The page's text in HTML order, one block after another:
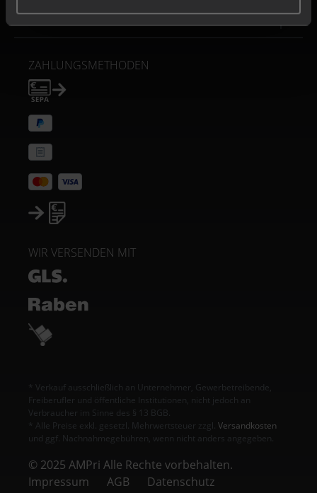
ZAHLUNGSMETHODEN
WIR VERSENDEN MIT
* Verkauf ausschließlich an Unternehmer, Gewerbetreibende,
Freiberufler und öffentliche Institutionen, nicht jedoch an
Verbraucher im Sinne des § 13 BGB.
* Alle Preise exkl. gesetzl. Mehrwertsteuer zzgl. Versandkosten
und ggf. Nachnahmegebühren, wenn nicht anders angegeben.
© 2025 AMPri Alle Rechte vorbehalten.
Impressum
AGB
Datenschutz